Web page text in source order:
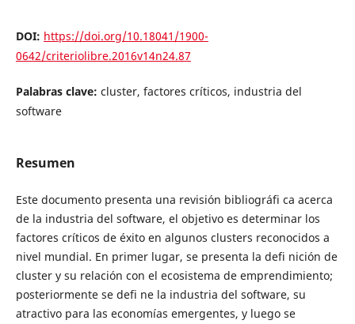
DOI: https://doi.org/10.18041/1900-
0642/criteriolibre.2016v14n24.87
Palabras clave: cluster, factores críticos, industria del
software
Resumen
Este documento presenta una revisión bibliográfi ca acerca
de la industria del software, el objetivo es determinar los
factores críticos de éxito en algunos clusters reconocidos a
nivel mundial. En primer lugar, se presenta la defi nición de
cluster y su relación con el ecosistema de emprendimiento;
posteriormente se defi ne la industria del software, su
atractivo para las economías emergentes, y luego se